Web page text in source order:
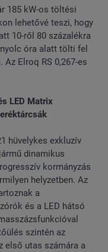
185 kW-os töltési
lehetővé teszi, hogy
10-ről 80 százalékra
óra alatt tölti fel
Elroq RS 0,267-es
LED Matrix
hüvelykes exkluzív
dinamikus
kormányzás
helyzetben. Az
a
és a LED hátsó
szintén az
első utas számára a